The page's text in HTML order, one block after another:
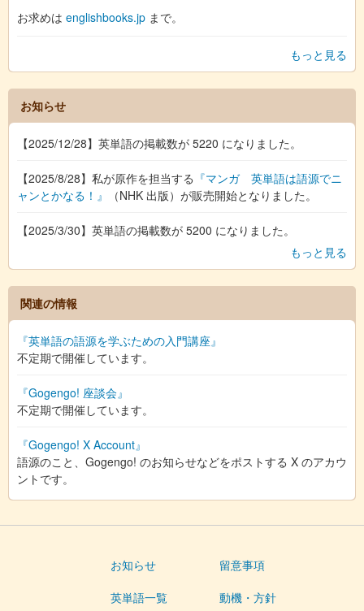
お求めは englishbooks.jp まで。
もっと見る
お知らせ
【2025/12/28】英単語の掲載数が 5220 になりました。
【2025/8/28】私が原作を担当する 『マンガ 英単語は語源でニ
ャンとかなる！』
（NHK 出版）が販売開始となりました。
【2025/3/30】英単語の掲載数が 5200 になりました。
もっと見る
関連の情報
『英単語の語源を学ぶための入門講座』
不定期で開催しています。
『Gogengo! 座談会』
不定期で開催しています。
『Gogengo! X Account』
語源のこと、Gogengo! のお知らせなどをポストする X のアカウ
ントです。
お知らせ
英単語一覧
留意事項
動機・方針